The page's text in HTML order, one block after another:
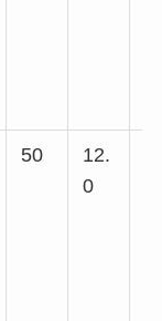
50
12.
0